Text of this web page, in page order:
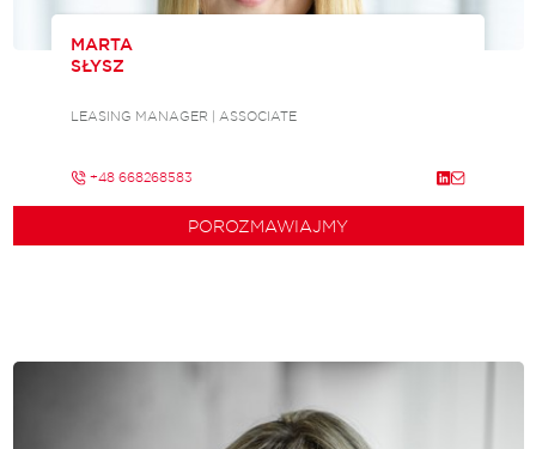
MARTA
SŁYSZ
LEASING MANAGER | ASSOCIATE
+48 668268583
POROZMAWIAJMY